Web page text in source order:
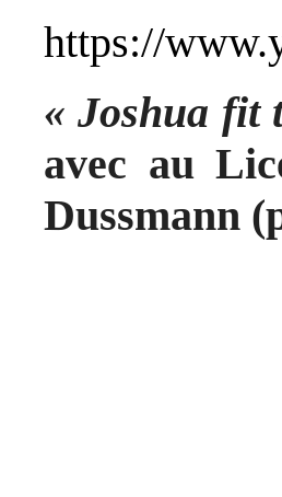
https://
« Joshua fit
avec au
Dussmann